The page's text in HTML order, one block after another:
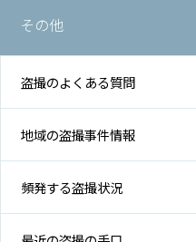
その他
盗撮のよくある質問
地域の盗撮事件情報
頻発する盗撮状況